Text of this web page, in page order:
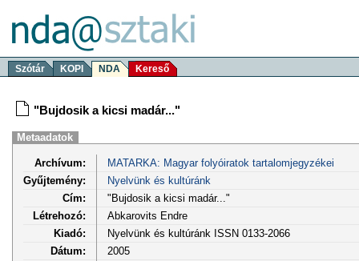
Szótár KOPI NDA Kereső
"Bujdosik a kicsi madár..."
Metaadatok
Archívum:
MATARKA: Magyar folyóiratok tartalomjegyzékei
Gyűjtemény:
Nyelvünk és kultúránk
Cím:
"Bujdosik a kicsi madár..."
Létrehozó:
Abkarovits Endre
Kiadó:
Nyelvünk és kultúránk ISSN 0133-2066
Dátum:
2005